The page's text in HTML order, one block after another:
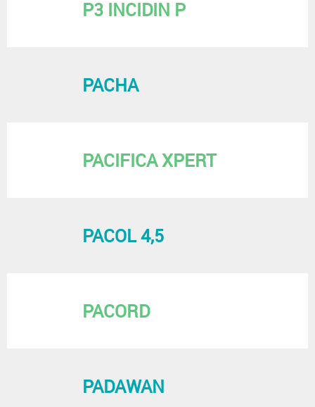
P3 INCIDIN P
PACHA
PACIFICA XPERT
PACOL 4,5
PACORD
PADAWAN